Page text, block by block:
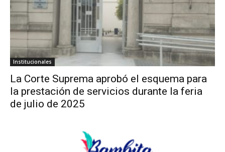
Institucionales
La Corte Suprema aprobó el esquema para
la prestación de servicios durante la feria
de julio de 2025